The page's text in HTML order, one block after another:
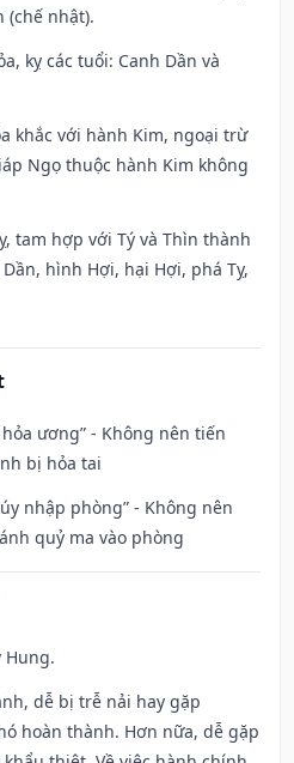
(chế nhật).
kỵ các tuổi: Canh Dần và
khắc với hành Kim, ngoại trừ
Ngọ thuộc hành Kim không
tam hợp với Tý và Thìn thành
hình Hợi, hại Hợi, phá Tỵ,
ương” - Không nên tiến
bị hỏa tai
nhập phòng” - Không nên
quỷ ma vào phòng
Hung.
dễ bị trễ nải hay gặp
hoàn thành. Hơn nữa, dễ gặp